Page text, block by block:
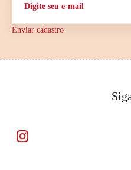
Enviar cadastro